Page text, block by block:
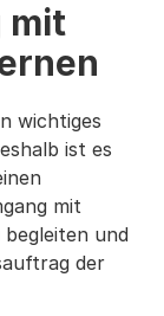
mit
wichtiges
ist es
mit
begleiten und
der